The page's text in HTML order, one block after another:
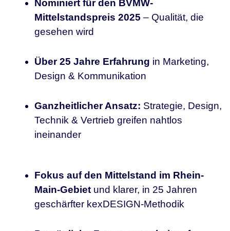
Nominiert für den BVMW-
Mittelstandspreis 2025 – Qualität, die
gesehen wird
Über 25 Jahre Erfahrung in Marketing,
Design & Kommunikation
Ganzheitlicher Ansatz: Strategie, Design,
Technik & Vertrieb greifen nahtlos
ineinander
Fokus auf den Mittelstand im Rhein-
Main-Gebiet und klarer, in 25 Jahren
geschärfter kexDESIGN-Methodik